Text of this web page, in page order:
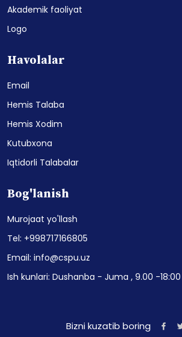
Akademik faoliyat
Logo
Havolalar
Email
Hemis Talaba
Hemis Xodim
Kutubxona
Iqtidorli Talabalar
Bog'lanish
Murojaat yo'llash
Tel: +998717166805
Email: info@cspu.uz
Ish kunlari: Dushanba - Juma , 9.00 -18:00
Bizni kuzatib boring